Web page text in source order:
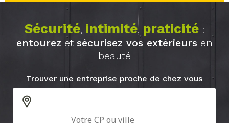
Sécurité, intimité, praticité:
entourez et sécurisez vos extérieurs en
beauté
Trouver une entreprise proche de chez vous